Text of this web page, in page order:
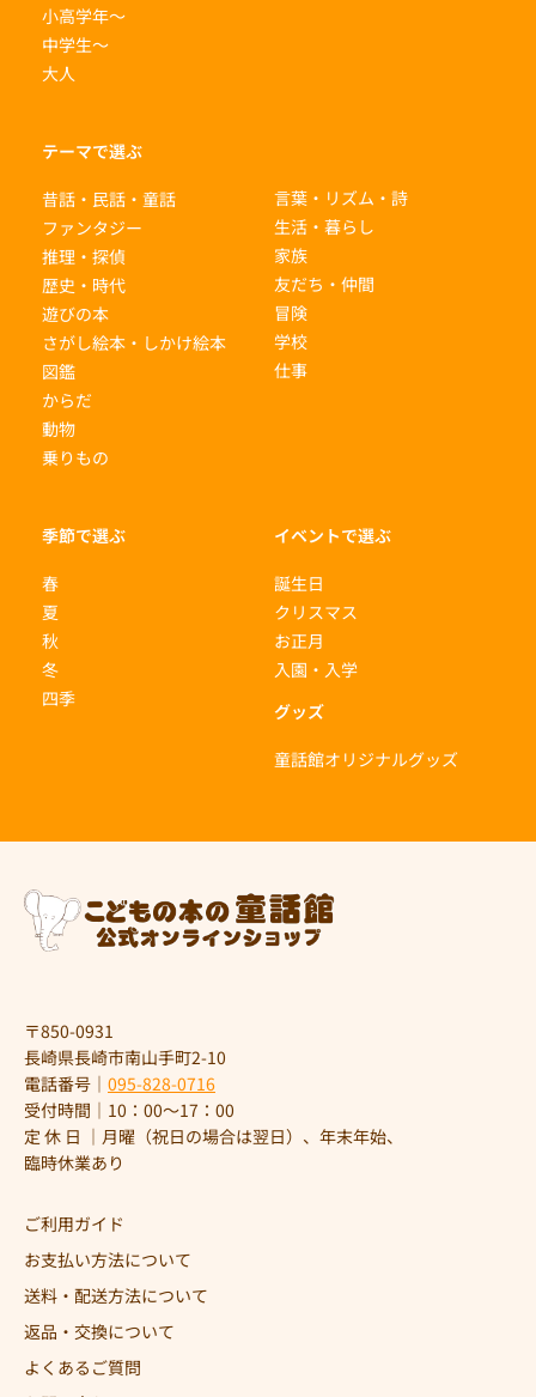
小高学年〜
中学生〜
大人
テーマで選ぶ
昔話・民話・童話
ファンタジー
推理・探偵
歴史・時代
遊びの本
さがし絵本・しかけ絵本
図鑑
からだ
動物
乗りもの
言葉・リズム・詩
生活・暮らし
家族
友だち・仲間
冒険
学校
仕事
季節で選ぶ
春
夏
秋
冬
四季
イベントで選ぶ
誕生日
クリスマス
お正月
入園・入学
グッズ
童話館オリジナルグッズ
〒850-0931
長崎県長崎市南山手町2-10
電話番号｜ 095-828-0716
受付時間｜10：00～17：00
定 休 日 ｜月曜（祝日の場合は翌日）、年末年始、
臨時休業あり
ご利用ガイド
お支払い方法について
送料・配送方法について
返品・交換について
よくあるご質問